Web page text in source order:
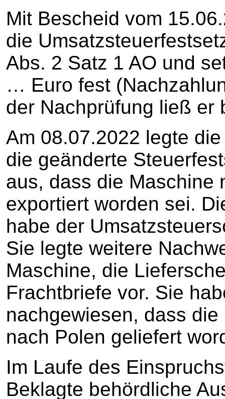
Mit Bescheid vom
die
Abs. 2 Satz 1 AO und
… Euro fest
der Nachprüfung ließ er
Am 08.07.2022 legte
die geänderte
aus, dass die Maschine
exportiert worden sei.
habe der
Sie legte weitere
Maschine, die
Frachtbriefe vor. Sie
nachgewiesen, dass
nach Polen geliefert
Im Laufe des
Beklagte behördliche